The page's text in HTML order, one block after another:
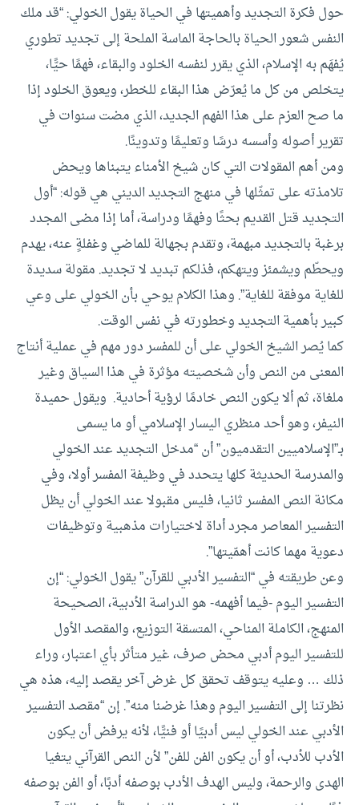
حول فكرة التجديد وأهميتها في الحياة يقول الخولي: “قد ملك
النفس شعور الحياة بالحاجة الماسة الملحة إلى تجديد تطوري
يُفهَم به الإسلام، الذي يقرر لنفسه الخلود والبقاء، فهمًا حيًّا،
يتخلص من كل ما يُعرّض هذا البقاء للخطر، ويعوق الخلود إذا
ما صح العزم على هذا الفهم الجديد، الذي مضت سنوات في
تقرير أصوله وأسسه درسًا وتعليمًا وتدوينًا.
ومن أهم المقولات التي كان شيخ الأمناء يتبناها ويحض
تلامذته على تمثّلها في منهج التجديد الديني هي قوله: “أول
التجديد قتل القديم بحثًا وفهمًا ودراسة، أما إذا مضى المجدد
برغبة بالتجديد مبهمة، وتقدم بجهالة للماضي وغفلةٍ عنه، يهدم
ويحطّم ويشمئز ويتهكم، فذلكم تبديد لا تجديد. مقولة سديدة
للغاية موفقة للغاية”. وهذا الكلام يوحي بأن الخولي على وعي
كبير بأهمية التجديد وخطورته في نفس الوقت.
كما يُصر الشيخ الخولي على أن للمفسر دور مهم في عملية أنتاج
المعنى من النص وأن شخصيته مؤثرة في هذا السياق وغير
ملغاة، ثم ألا يكون النص خادمًا لرؤية أحادية. ويقول حميدة
النيفر، وهو أحد منظري اليسار الإسلامي أو ما يسمى
بـ”الإسلاميين التقدميون” أن “مدخل التجديد عند الخولي
والمدرسة الحديثة كلها يتحدد في وظيفة المفسر أولا، وفي
مكانة النص المفسر ثانيا، فليس مقبولا عند الخولي أن يظل
التفسير المعاصر مجرد أداة لاختيارات مذهبية وتوظيفات
دعوية مهما كانت أهمّيتها”.
وعن طريقته في “التفسير الأدبي للقرآن” يقول الخولي: “إن
التفسير اليوم -فيما أفهمه- هو الدراسة الأدبية، الصحيحة
المنهج، الكاملة المناحي، المتسقة التوزيع، والمقصد الأول
للتفسير اليوم أدبي محض صرف، غير متأثر بأي اعتبار، وراء
ذلك … وعليه يتوقف تحقق كل غرض آخر يقصد إليه، هذه هي
نظرتنا إلى التفسير اليوم وهذا غرضنا منه”. إن “مقصد التفسير
الأدبي عند الخولي ليس أدبيًا أو فنيًّا، لأنه يرفض أن يكون
الأدب للأدب، أو أن يكون الفن للفن” لأن النص القرآني يتغيا
الهدى والرحمة، وليس الهدف الأدب بوصفه أدبًا، أو الفن بوصفه